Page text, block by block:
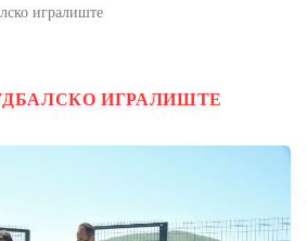
игралиште
ИГРАЛИШТЕ